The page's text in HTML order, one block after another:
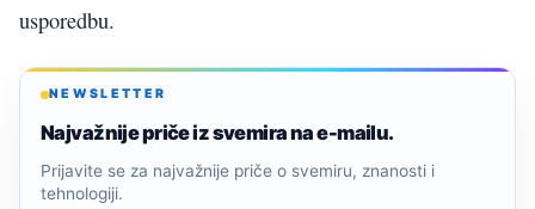
usporedbu.
NEWSLETTER
Najvažnije priče iz svemira na e-mailu.
Prijavite se za najvažnije priče o svemiru, znanosti i
tehnologiji.